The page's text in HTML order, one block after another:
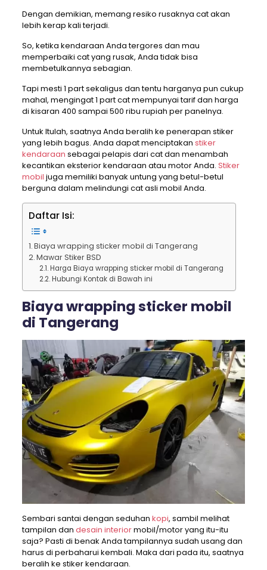
Dengan demikian, memang resiko rusaknya cat akan
lebih kerap kali terjadi.
So, ketika kendaraan Anda tergores dan mau
memperbaiki cat yang rusak, Anda tidak bisa
membetulkannya sebagian.
Tapi mesti 1 part sekaligus dan tentu harganya pun cukup
mahal, mengingat 1 part cat mempunyai tarif dan harga
di kisaran 400 sampai 500 ribu rupiah per panelnya.
Untuk Itulah, saatnya Anda beralih ke penerapan stiker
yang lebih bagus. Anda dapat menciptakan stiker
kendaraan sebagai pelapis dari cat dan menambah
kecantikan eksterior kendaraan atau motor Anda. Stiker
mobil juga memiliki banyak untung yang betul-betul
berguna dalam melindungi cat asli mobil Anda.
Daftar Isi:
Biaya wrapping sticker mobil di Tangerang
Mawar Stiker BSD
Harga Biaya wrapping sticker mobil di Tangerang
Hubungi Kontak di Bawah ini
Biaya wrapping sticker mobil
di Tangerang
Sembari santai dengan seduhan kopi, sambil melihat
tampilan dan desain interiormobil/motor yang itu-itu
saja? Pasti di benak Anda tampilannya sudah usang dan
harus di perbaharui kembali. Maka dari pada itu, saatnya
beralih ke stiker kendaraan.